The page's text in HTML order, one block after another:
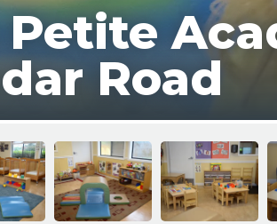
Petite
Road